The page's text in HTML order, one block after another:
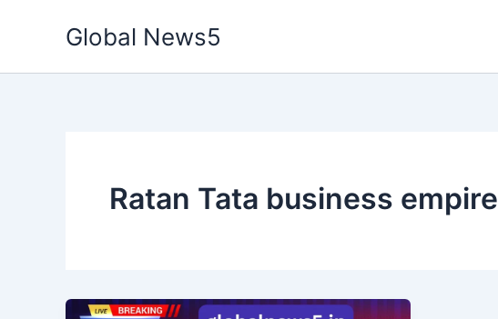
Global News5
Ratan Tata business empire